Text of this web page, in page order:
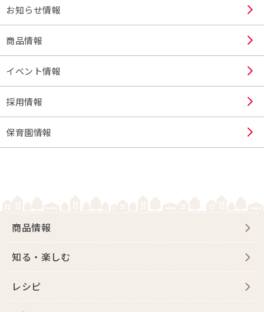
お知らせ情報
商品情報
イベント情報
採用情報
保育園情報
商品情報
知る・楽しむ
レシピ